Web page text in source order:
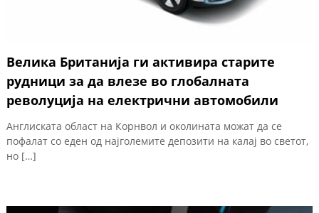
Велика Британија ги активира старите
рудници за да влезе во глобалната
револуција на електрични автомобили
Англиската област на Корнвол и околината можат да се
пофалат со еден од најголемите депозити на калај во светот,
но […]